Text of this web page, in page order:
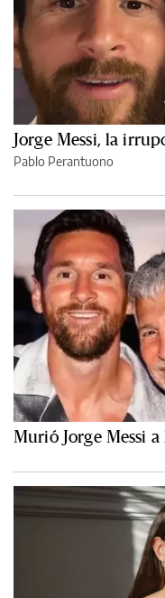
Jorge Messi, la
Pablo Perantuono
Murió Jorge Messi a